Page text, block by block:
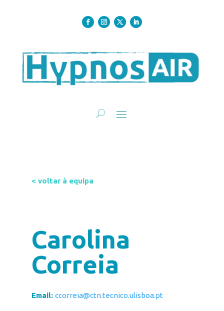
< voltar à equipa
Carolina
Correia
Email: ccorreia@ctn.tecnico.ulisboa.pt